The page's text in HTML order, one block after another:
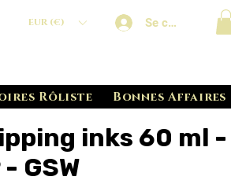
EUR (€) Se connecter
Rôliste Bonnes Affaires
inks 60 ml -
GSW